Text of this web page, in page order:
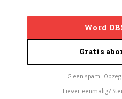
Word
Gratis
Geen spam.
Liever eenmalig?